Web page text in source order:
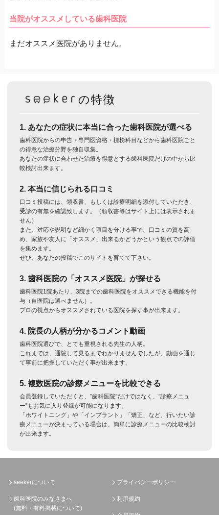
当院がオススメしている歯科医院
まだオススメ医院がありません。
の特徴
1. あなたの症状に本当に合った歯科医院が選べる
歯科医院からの申告・専門医資格・標榜科目などから歯科医院ごと
の得意な治療分野を独自収集。
あなたの症状に合わせた治療を得意とする歯科医院だけの中から比
較検討出来ます。
2. 本当に信じられる口コミ
口コミ投稿には、領収書、もしくは診療明細を添付していただき、
受診の有無を確認致します。（領収書等はサイト上には表示されま
せん）
また、対応や説明など細かく項目を分ける事で、口コミの質を高
め、家族や友人に「オススメ」出来るかどうかという観点での評価
を集めます。
ぜひ、あなたの投稿でこのサイトを育てて下さい。
3. 歯科医院の「オススメ医院」が探せる
歯科医院1院あたり、3院までの歯科医院をオススメできる機能を付
与（自医院は選べません）。
プロの視点からオススメされている医院を探す事が出来ます。
4. 院長の人柄が分かるコメント動画
歯科医院選びで、とても重視される先生の人柄。
これまでは、通院して見るまでわかりませんでしたが、動画を通じ
て事前に把握していただく事が出来ます。
5. 複数医院の診療メニューを比較できる
会員登録していただくと、”歯科医院”だけではなく、”診療メニュ
ー”もお気に入り登録が可能になります。
「ホワイトニング」や「インプラント」「矯正」など、行いたい診
療メニューが決まっている場合は、簡単に診療メニューの比較検討
が出来ます。
seekerについて
歯科医院のみなさまへ
(無料・有料掲載について)
プライバシーポリシー
利用規約